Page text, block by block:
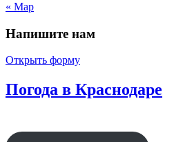
« Мар
Напишите нам
Открыть форму
Погода в Краснодаре